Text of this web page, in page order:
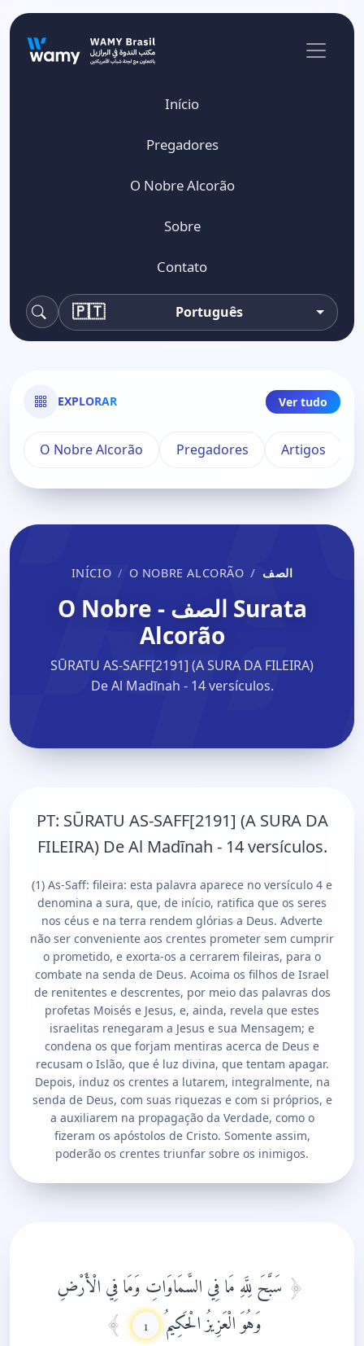
Início
Pregadores
O Nobre Alcorão
Sobre
Contato
Pesquisa
🇵🇹 Português
EXPLORAR Ver tudo
O Nobre Alcorão Pregadores Artigos
INÍCIO O NOBRE ALCORÃO الصف
Surata الصف - O Nobre
Alcorão
SŪRATU AS-SAFF[2191] (A SURA DA FILEIRA)
De Al Madīnah - 14 versículos.
PT: SŪRATU AS-SAFF[2191] (A SURA DA
FILEIRA) De Al Madīnah - 14 versículos.
(1) As-Saff: fileira: esta palavra aparece no versículo 4 e
denomina a sura, que, de início, ratifica que os seres
nos céus e na terra rendem glórias a Deus. Adverte
não ser conveniente aos crentes prometer sem cumprir
o prometido, e exorta-os a cerrarem fileiras, para o
combate na senda de Deus. Acoima os filhos de Israel
de renitentes e descrentes, por meio das palavras dos
profetas Moisés e Jesus, e, ainda, revela que estes
israelitas renegaram a Jesus e sua Mensagem; e
condena os que forjam mentiras acerca de Deus e
recusam o Islão, que é luz divina, que tentam apagar.
Depois, induz os crentes a lutarem, integralmente, na
senda de Deus, com suas riquezas e com si próprios, e
a auxiliarem na propagação da Verdade, como o
fizeram os apóstolos de Cristo. Somente assim,
poderão os crentes triunfar sobre os inimigos.
سَبَّحَ لِلَّهِ مَا فِي السَّمَاوَاتِ وَمَا فِي الْأَرْضِ
وَهُوَ الْعَزِيزُ الْحَكِيمُ 1